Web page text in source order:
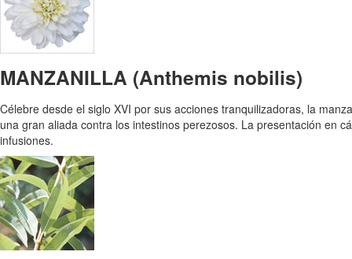
MANZANILLA (Anthemis nobilis)
Célebre desde el siglo XVI por sus acciones tranquilizadoras, la
una gran aliada contra los intestinos perezosos. La presentación en
infusiones.